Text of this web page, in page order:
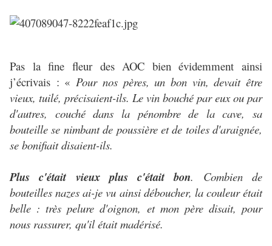
Pas la fine fleur des AOC bien évidemment ainsi
j’écrivais : «Pour nos pères, un bon vin, devait être
vieux, tuilé, précisaient-ils. Le vin bouché par eux ou par
d'autres, couché dans la pénombre de la cave, sa
bouteille se nimbant de poussière et de toiles d'araignée,
se bonifiait disaient-ils.
Plus c'était vieux plus c'était bon. Combien de
bouteilles nazes ai-je vu ainsi déboucher, la couleur était
belle : très pelure d'oignon, et mon père disait, pour
nous rassurer, qu'il était madérisé.